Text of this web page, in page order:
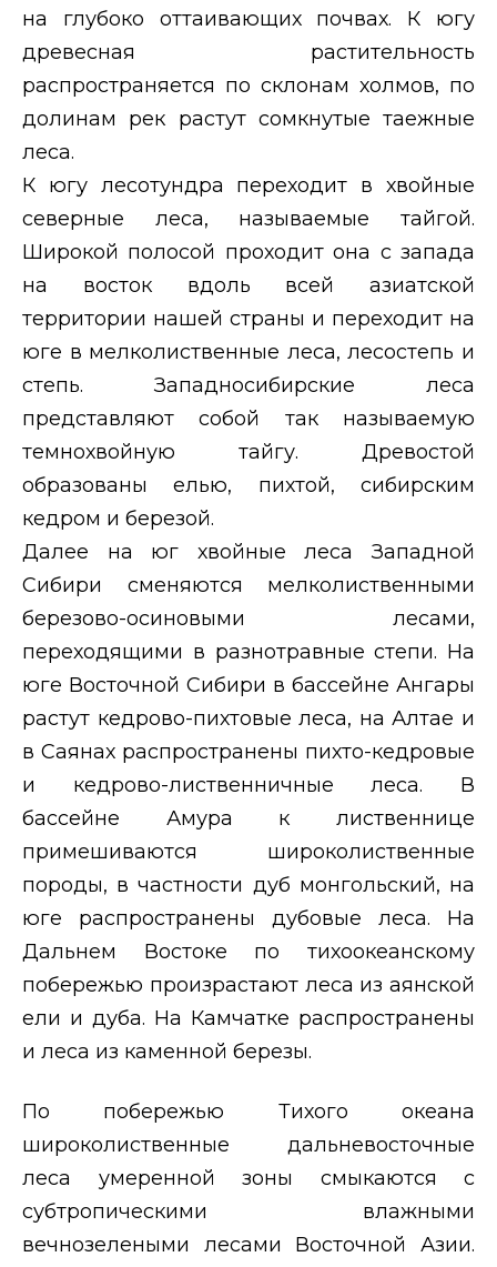
на глубоко оттаивающих почвах. К югу
древесная растительность
распространяется по склонам холмов, по
долинам рек растут сомкнутые таежные
леса.
К югу лесотундра переходит в хвойные
северные леса, называемые тайгой.
Широкой полосой проходит она с запада
на восток вдоль всей азиатской
территории нашей страны и переходит на
юге в мелколиственные леса, лесостепь и
степь. Западносибирские леса
представляют собой так называемую
темнохвойную тайгу. Древостой
образованы елью, пихтой, сибирским
кедром и березой.
Далее на юг хвойные леса Западной
Сибири сменяются мелколиственными
березово-осиновыми лесами,
переходящими в разнотравные степи. На
юге Восточной Сибири в бассейне Ангары
растут кедрово-пихтовые леса, на Алтае и
в Саянах распространены пихто-кедровые
и кедрово-лиственничные леса. В
бассейне Амура к лиственнице
примешиваются широколиственные
породы, в частности дуб монгольский, на
юге распространены дубовые леса. На
Дальнем Востоке по тихоокеанскому
побережью произрастают леса из аянской
ели и дуба. На Камчатке распространены
и леса из каменной березы.
По побережью Тихого океана
широколиственные дальневосточные
леса умеренной зоны смыкаются с
субтропическими влажными
вечнозелеными лесами Восточной Азии.